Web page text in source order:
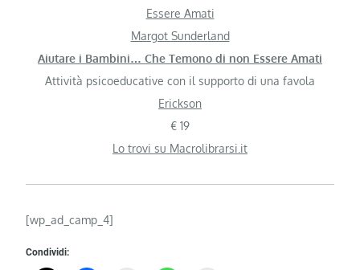
Margot Sunderland
Aiutare i Bambini… Che Temono di non Essere Amati
Attività psicoeducative con il supporto di una favola
Erickson
€ 19
Lo trovi su Macrolibrarsi.it
[wp_ad_camp_4]
Condividi: